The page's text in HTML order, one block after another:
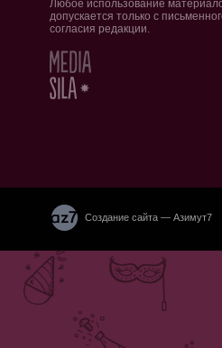
Любое использование
допускается только с
согласия редакции.
Создание сайта — Азимут7